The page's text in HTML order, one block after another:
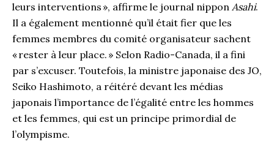
leurs interventions », affirme le journal nippon Asahi.
Il a également mentionné qu’il était fier que les
femmes membres du comité organisateur sachent
«rester à leur place. » Selon Radio-Canada, il a fini
par s’excuser. Toutefois, la ministre japonaise des JO,
Seiko Hashimoto, a réitéré devant les médias
japonais l’importance de l’égalité entre les hommes
et les femmes, qui est un principe primordial de
l’olympisme.